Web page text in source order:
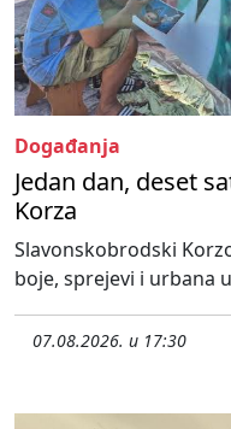
Događanja
Jedan dan, deset
Korza
Slavonskobrodski
boje, sprejevi i urbana
07.08.2026. u 17:30